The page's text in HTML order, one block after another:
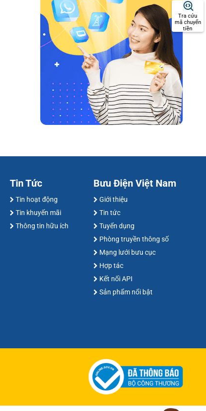
Tin Tức
Tin hoạt động
Tin khuyến mãi
Thông tin hữu ích
Bưu Điện Việt Nam
Giới thiệu
Tin tức
Tuyển dụng
Phòng truyền thông số
Mạng lưới bưu cục
Hợp tác
Kết nối API
Sản phẩm nổi bật
Tra cứu
mã chuyển
tiền